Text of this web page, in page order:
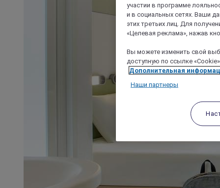
участии в программе
и в социальных сетях. Ваши
этих третьих лиц. Для
«Целевая реклама», нажав
Вы можете изменить свой
доступную по ссылке
Дополнительная
Наши партнеры